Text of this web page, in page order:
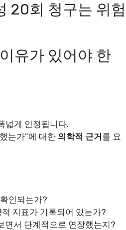
20회 청구는 위험
유가 있어야 한
넓게 인정됩니다.
는가”에 대한 의학적 근거를 요
인되는가?
지표가 기록되어 있는가?
면서 단계적으로 연장했는지?